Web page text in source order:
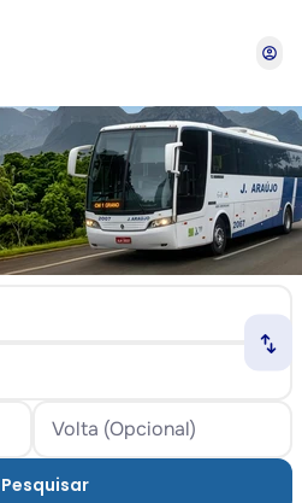
account_circle
swap_horiz
Volta (Opcional)
Pesquisar